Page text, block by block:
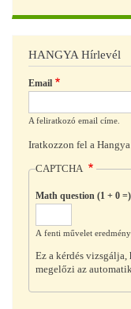
HANGYA Hírlevél
Email
A feliratkozó email címe.
Iratkozzon fel a
CAPTCHA
Math question (1 + 0 =)
A fenti művelet
Ez a kérdés
megelőzi az